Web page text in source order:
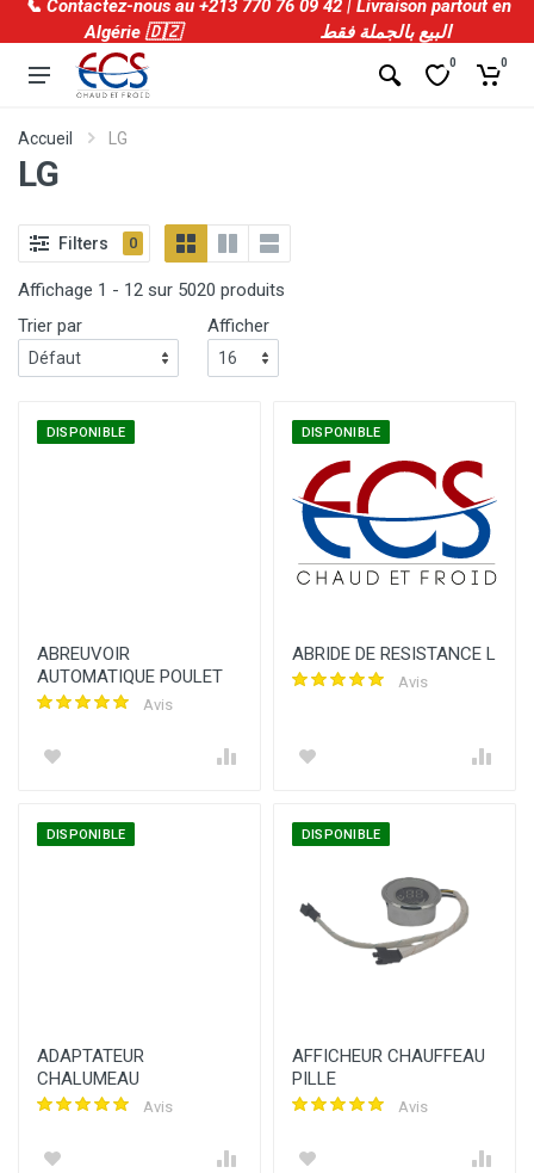
📞 Contactez-nous au +213 770 76 09 42 | Livraison partout en
Algérie 🇩🇿 البيع بالجملة فقط
0 0
Accueil LG
LG
Filters 0
Affichage 1 - 12 sur 5020 produits
Trier par
Afficher
DISPONIBLE
ABREUVOIR
AUTOMATIQUE POULET
Avis
DISPONIBLE
ABRIDE DE RESISTANCE L
Avis
DISPONIBLE
ADAPTATEUR
CHALUMEAU
Avis
DISPONIBLE
AFFICHEUR CHAUFFEAU
PILLE
Avis